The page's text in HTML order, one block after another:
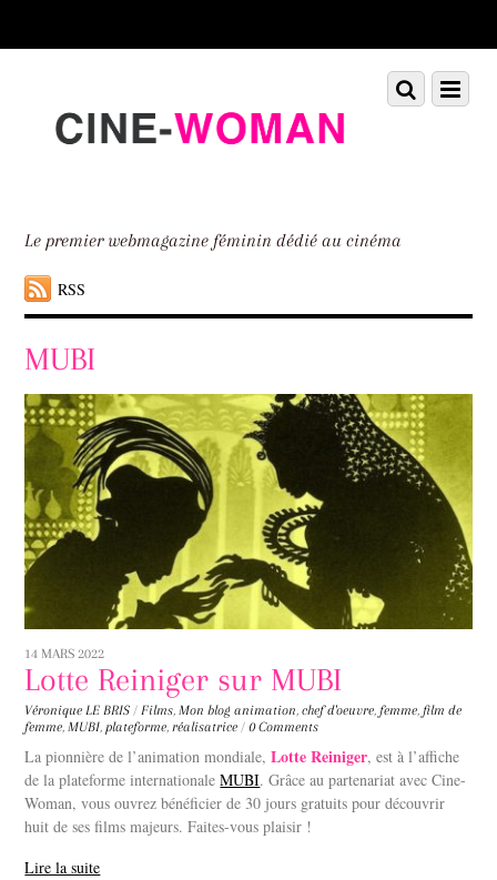
down
Le premier webmagazine féminin dédié au cinéma
RSS
Menu
Scroll
down
MUBI
14 MARS 2022
Lotte Reiniger sur MUBI
Véronique LE BRIS / Films, Mon blog animation,chef d'oeuvre, femme, film de
femme, MUBI, plateforme, réalisatrice / 0 Comments
La pionnière de l’animation mondiale,Lotte Reiniger, est à l’affiche
de la plateforme internationaleMUBI. Grâce au partenariat avec Cine-
Woman, vous ouvrez bénéficier de 30 jours gratuits pour découvrir
huit de ses films majeurs. Faites-vous plaisir !
Lire la suite